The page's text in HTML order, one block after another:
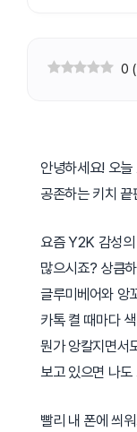
0 (
안녕하세요! 오늘
공존하는 키치 끝
요즘 Y2K 감성
많으시죠? 상큼
글루미베어와 앙
카톡 켤 때마다
뭔가 앙칼지면서
보고 있으면 나도
빨리 내 폰에 씌